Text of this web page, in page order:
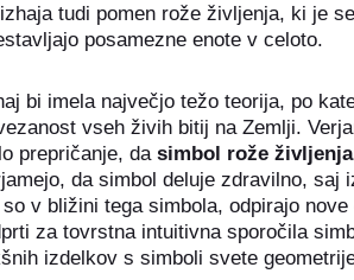
tudi pomen rože življenja, ki je
posamezne enote v celoto.
bi imela največjo težo teorija, po
vseh živih bitij na Zemlji.
prepričanje, da simbol rože
da simbol deluje zdravilno,
v bližini tega simbola, odpirajo
za tovrstna intuitivna sporočila
izdelkov s simboli svete